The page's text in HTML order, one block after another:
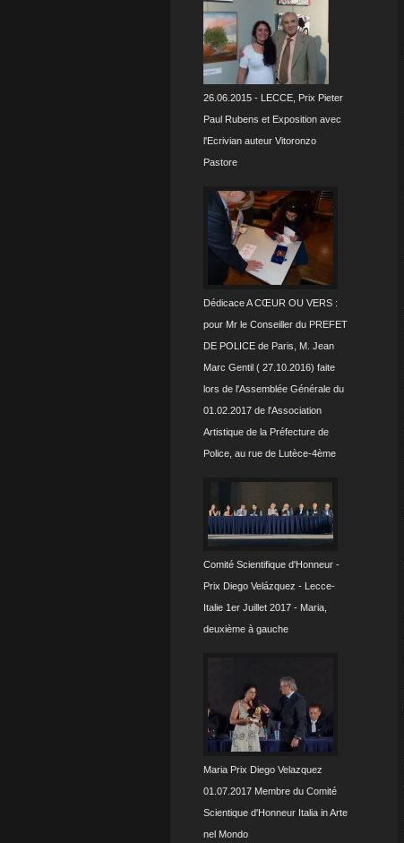
26.06.2015 - LECCE, Prix Pieter
Paul Rubens et Exposition avec
l'Ecrivian auteur Vitoronzo
Pastore
Dédicace A CŒUR OU VERS :
pour Mr le Conseiller du PREFET
DE POLICE de Paris, M. Jean
Marc Gentil ( 27.10.2016) faite
lors de l'Assemblée Générale du
01.02.2017 de l'Association
Artistique de la Préfecture de
Police, au rue de Lutèce-4ème
Comité Scientifique d'Honneur -
Prix Diego Velázquez - Lecce-
Italie 1er Juillet 2017 - Maria,
deuxième à gauche
Maria Prix Diego Velazquez
01.07.2017 Membre du Comité
Scientique d'Honneur Italia in Arte
nel Mondo